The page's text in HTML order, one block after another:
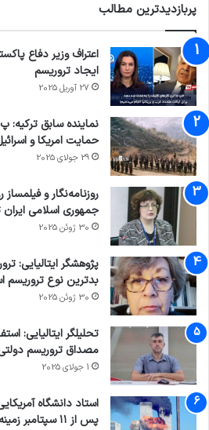
پربازدیدترین مطالب
اعتراف وزیر دفاع
ایجاد تروریسم
27 آوریل 2025
نماینده سابق
حمایت امریکا و
29 جولای 2025
روزنامه‌نگار و
جمهوری اسلامی
30 ژوئن 2025
پژوهشگر ایتالیایی:
بدترین نوع تروریسم
30 ژوئن 2025
تحلیلگر ایتالیایی:
مصداق تروریسم
1 جولای 2025
استاد دانشگاه
پس از ۱۱ سپتامبر زمینه‌ساز نسل‌کشی غزه شد